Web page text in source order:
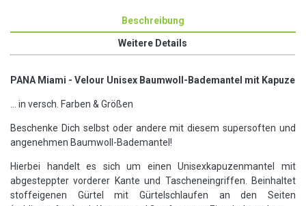
Beschreibung
Weitere Details
PANA Miami - Velour Unisex Baumwoll-Bademantel mit Kapuze
... in versch. Farben & Größen
Beschenke Dich selbst oder andere mit diesem supersoften und
angenehmen Baumwoll-Bademantel!
Hierbei handelt es sich um einen Unisexkapuzenmantel mit
abgesteppter vorderer Kante und Tascheneingriffen. Beinhaltet
stoffeigenen Gürtel mit Gürtelschlaufen an den Seiten